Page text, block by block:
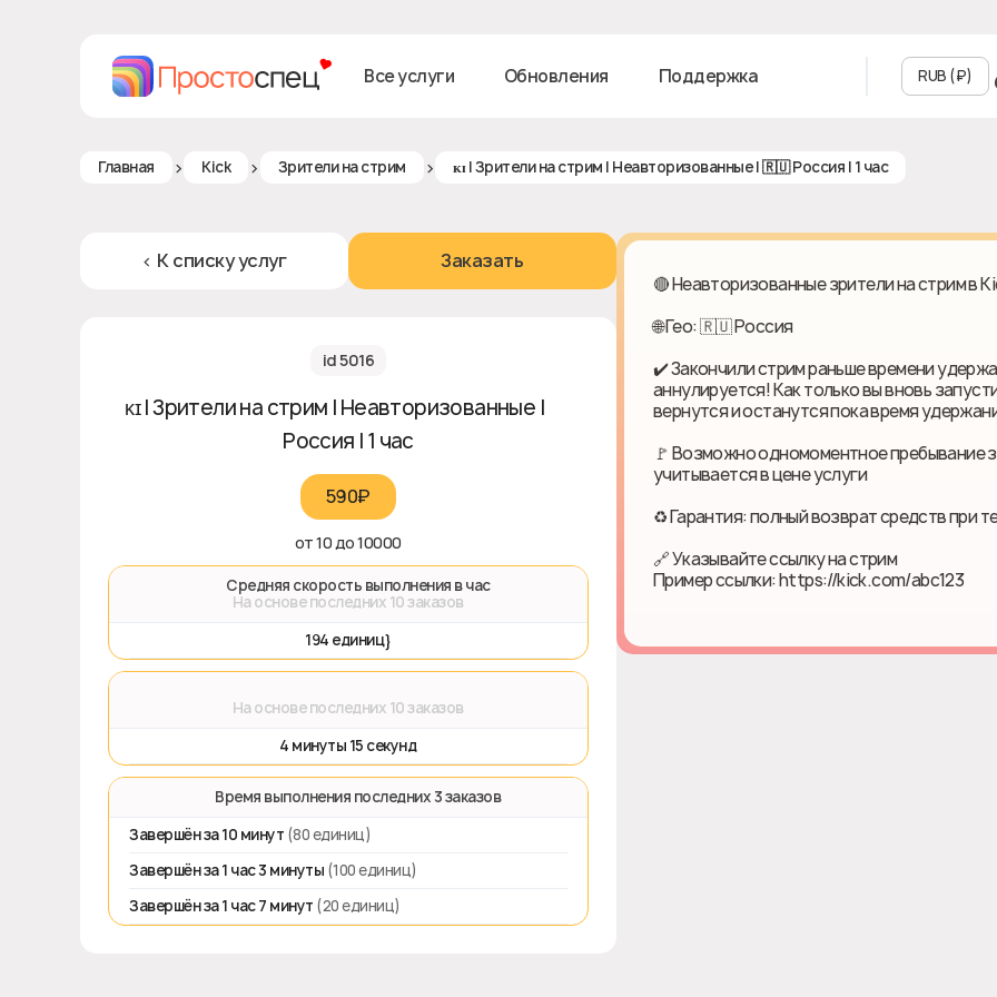
Все услуги Обновления Поддержка RUB (₽‎)
Главная > Kick > Зрители на стрим > ᴋɪ | Зрители на стрим | Неавторизованные | 🇷🇺 Россия | 1 час
< К списку услуг Заказать
id 5016
ᴋɪ | Зрители на стрим | Неавторизованные | 🇷🇺
Россия | 1 час
590₽‎
от 10 до 10000
🚀 Средняя скорость выполнения в час
На основе последних 10 заказов
194 единиц}
На основе последних 10 заказов
4 минуты 15 секунд
⏱️ Время выполнения последних 3 заказов
Завершён за 10 минут (80 единиц)
Завершён за 1 час 3 минуты (100 единиц)
Завершён за 1 час 7 минут (20 единиц)
🔴 Неавторизованные зрители на стрим в
🌐 Гео: 🇷🇺 Россия
✔️ Закончили стрим раньше времени
аннулируется! Как только вы вновь
вернутся и останутся пока время
🚩 Возможно одномоментное пребывание
учитывается в цене услуги
♻ Гарантия: полный возврат средств при
🔗 Указывайте ссылку на стрим
Пример ссылки: https://kick.com/abc123